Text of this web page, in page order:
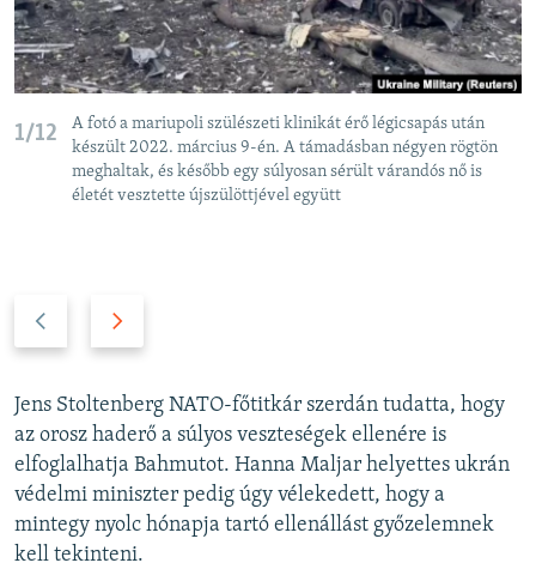
1/12
A fotó a mariupoli szülészeti klinikát érő légicsapás után
készült 2022. március 9-én. A támadásban négyen rögtön
meghaltak, és később egy súlyosan sérült várandós nő is
életét vesztette újszülöttjével együtt
v
i
o
u
s
s
t
s
l
i
d
e
Jens Stoltenberg NATO-főtitkár szerdán tudatta, hogy
az orosz haderő a súlyos veszteségek ellenére is
elfoglalhatja Bahmutot. Hanna Maljar helyettes ukrán
védelmi miniszter pedig úgy vélekedett, hogy a
mintegy nyolc hónapja tartó ellenállást győzelemnek
kell tekinteni.